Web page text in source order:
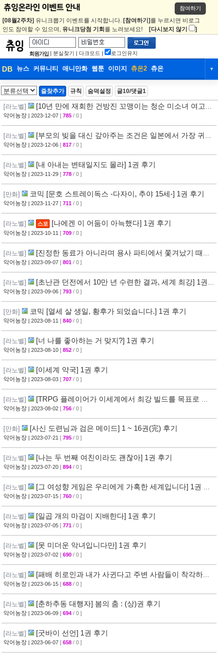
참여하기
[08월2주차] 유니크뽑기 이벤트를 시작합니다. [참여하기] 를 누르시면 비로그
인도 참여할 수 있으며, 유니크당첨 기회 를 노려보세요! [다시보지 않기 ]
회원가입 | 분실찾기 | 다크모드 | 로그인유지
DB 뉴스 커뮤니티 애니만화 웹툰 이미지 츄온2 츄온 ▼
DB 뉴스 커뮤니티
웹툰 이미지 츄온2 츄온
즐찾추가 규칙 숨덕설정 글10/댓글1
[라노벨]
[10년 만에 재회한 건방진 꼬맹이는 청순 미소녀 여고생
으로 성장해 있었다] 1권 후기
악어농장 | 2023-12-07 [ 785 / 0 ]
[라노벨]
[부모의 빚을 대신 갚아주는 조건은 일본에서 가장 귀여
운 여고생과 함께 사는 것이었습니다.] 1권 후기
악어농장 | 2023-12-06 [ 817 / 0 ]
[라노벨] [내 아내는 변태일지도 몰라] 1권 후기
악어농장 | 2023-11-29 [ 778 / 0 ]
[만화] 코믹 [문호 스트레이독스 -다자이, 추야 15세-] 1권 후기
악어농장 | 2023-11-27 [ 711 / 0 ]
[라노벨] 스포 [나에겐 이 어둠이 아늑했다] 1권 후기
악어농장 | 2023-10-11 [ 709 / 0 ]
[라노벨]
[진정한 동료가 아니라며 용사 파티에서 쫓겨났기 때문
에, 변경에서 슬로 라이프를 보내기로 했습니다] 1권 후기
악어농장 | 2023-09-07 [ 801 / 0 ]
[라노벨]
[초난관 던전에서 10만 년 수련한 결과, 세계 최강] 1권
후기
악어농장 | 2023-09-06 [ 793 / 0 ]
[만화] 코믹 [열세 살 생일, 황후가 되었습니다.] 1권 후기
악어농장 | 2023-08-11 [ 840 / 0 ]
[라노벨] [너 나를 좋아하는 거 맞지?] 1권 후기
악어농장 | 2023-08-10 [ 852 / 0 ]
[라노벨] [이세계 약국] 1권 후기
악어농장 | 2023-08-03 [ 707 / 0 ]
[라노벨]
[TRPG 플레이어가 이세계에서 최강 빌드를 목표로 하
다] 1권 후기
악어농장 | 2023-08-02 [ 756 / 0 ]
[만화] [사신 도련님과 검은 메이드] 1 ~ 16권(完) 후기
악어농장 | 2023-07-21 [ 795 / 0 ]
[라노벨] [나는 두 번째 여친이라도 괜찮아] 1권 후기
악어농장 | 2023-07-20 [ 894 / 0 ]
[라노벨]
[그 여성향 게임은 우리에게 가혹한 세계입니다] 1권 후
기
악어농장 | 2023-07-15 [ 760 / 0 ]
[라노벨] [일곱 개의 마검이 지배한다] 1권 후기
악어농장 | 2023-07-05 [ 771 / 0 ]
[라노벨] [못 미더운 악녀입니다만] 1권 후기
악어농장 | 2023-07-02 [ 690 / 0 ]
[라노벨]
[패배 히로인과 내가 사귄다고 주변 사람들이 착각하는
바람에 소꿉친구와 수라장이 되었다] 1권 후기
악어농장 | 2023-06-15 [ 688 / 0 ]
[라노벨] [춘하추동 대행자] 봄의 춤 : (상)권 후기
악어농장 | 2023-06-09 [ 694 / 0 ]
[라노벨] [굿바이 선언] 1권 후기
악어농장 | 2023-06-07 [ 658 / 0 ]